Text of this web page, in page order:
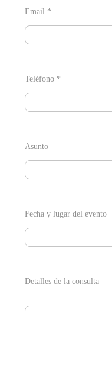
Email *
Teléfono *
Asunto
Fecha y lugar del evento
Detalles de la consulta